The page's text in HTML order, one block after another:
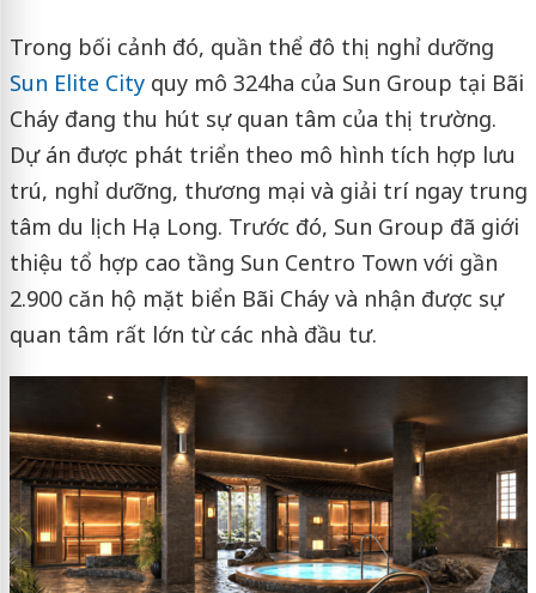
Trong bối cảnh đó, quần thể đô thị nghỉ dưỡng
Sun Elite Cityquy mô 324ha của Sun Group tại Bãi
Cháy đang thu hút sự quan tâm của thị trường.
Dự án được phát triển theo mô hình tích hợp lưu
trú, nghỉ dưỡng, thương mại và giải trí ngay trung
tâm du lịch Hạ Long. Trước đó, Sun Group đã giới
thiệu tổ hợp cao tầng Sun Centro Town với gần
2.900 căn hộ mặt biển Bãi Cháy và nhận được sự
quan tâm rất lớn từ các nhà đầu tư.